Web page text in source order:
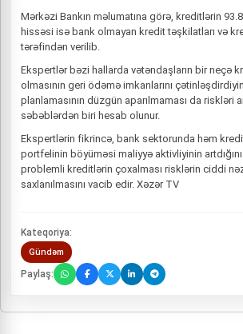
Mərkəzi Bankın məlumatına görə, kreditlərin
hissəsi isə bank olmayan kredit təşkilatları və
tərəfindən verilib.
Ekspertlər bəzi hallarda vətəndaşların bir neçə
olmasının geri ödəmə imkanlarını
planlamasının düzgün aparılmaması da riskləri
səbəblərdən biri hesab olunur.
Ekspertlərin fikrincə, bank sektorunda həm
portfelinin böyüməsi maliyyə aktivliyinin
problemli kreditlərin çoxalması risklərin ciddi
saxlanılmasını vacib edir. Xəzər TV
Kateqoriya:
Gündəm
Paylaş: